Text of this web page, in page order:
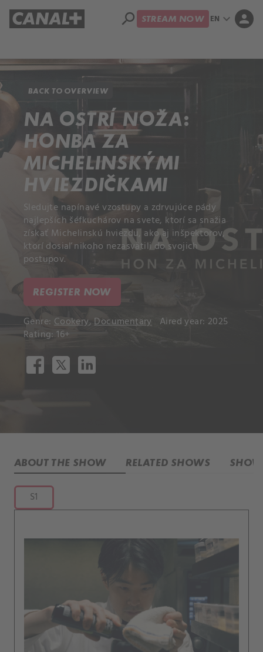
search STREAM NOW EN expand_more person
BACK TO OVERVIEW
NA OSTRÍ NOŽA:
HONBA ZA
MICHELINSKÝMI
HVIEZDIČKAMI
Sledujte napínavé vzostupy a zdrvujúce pády
najlepších šéfkuchárov na svete, ktorí sa snažia
získať Michelinskú hviezdu, ako aj inšpektorov,
ktorí dosiaľ nikoho nezasvätili do svojich
postupov.
REGISTER NOW
Genre: Cookery,Documentary Aired year: 2025
Rating: 16+
ABOUT THE SHOW RELATED SHOWS
S1